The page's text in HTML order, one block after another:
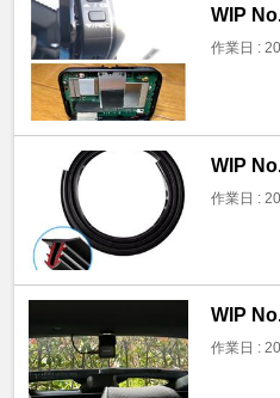
WIP
作業日 :
WIP
作業日 :
WIP
作業日 :